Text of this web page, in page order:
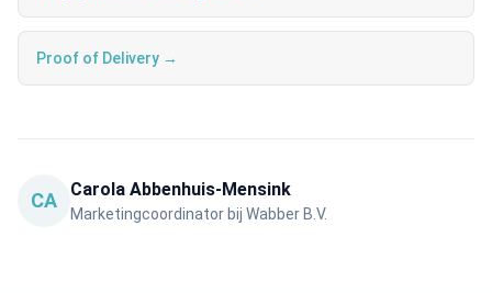
Proof of Delivery →
CA Carola Abbenhuis-Mensink
Marketingcoordinator bij Wabber B.V.